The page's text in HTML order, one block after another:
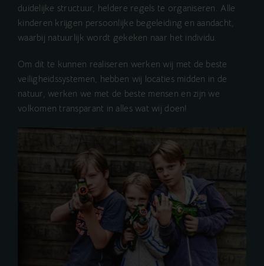
duidelijke structuur, heldere regels te organiseren. Alle
kinderen krijgen persoonlijke begeleiding en aandacht,
waarbij natuurlijk wordt gekeken naar het individu.
Om dit te kunnen realiseren werken wij met de beste
veiligheidssystemen, hebben wij locaties midden in de
natuur, werken we met de beste mensen en zijn we
volkomen transparant in alles wat wij doen!